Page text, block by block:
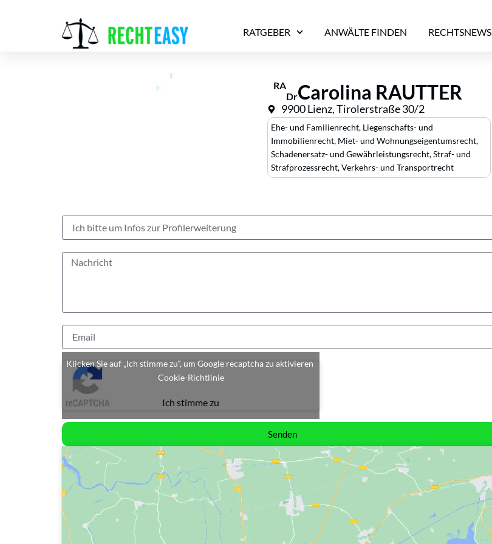
RATGEBER ANWÄLTE FINDEN RECHTSNEWS
RA
DrCarolina RAUTTER
9900 Lienz, Tirolerstraße 30/2
Ehe- und Familienrecht, Liegenschafts- und
Immobilienrecht, Miet- und Wohnungseigentumsrecht,
Schadenersatz- und Gewährleistungsrecht,Straf- und
Strafprozessrecht,Verkehrs- und Transportrecht
Klicken Sie auf „Ich stimme zu“, um Google recaptcha zu aktivieren
Cookie-Richtlinie
Ich stimme zu
Senden